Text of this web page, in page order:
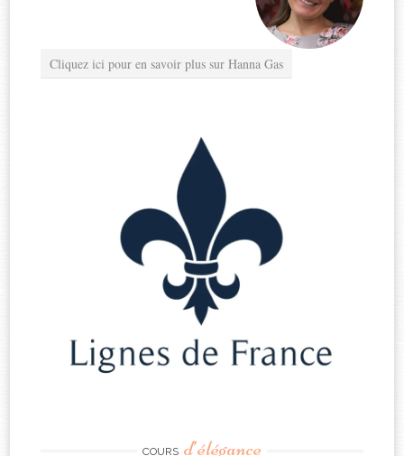
Cliquez ici pour en savoir plus sur Hanna Gas
COURS d’élégance